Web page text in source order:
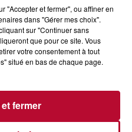
"Accepter et fermer", ou affiner en
dans "Gérer mes choix".
sur "Continuer sans
que pour ce site. Vous
votre consentement à tout
situé en bas de chaque page.
fermer